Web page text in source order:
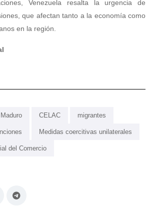
Venezuela resalta la urgencia de
que afectan tanto a la economía como
en la región.
CELAC migrantes
Medidas coercitivas unilaterales
del Comercio